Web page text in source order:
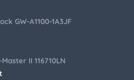
GW-A1100-1A3JF
II 116710LN